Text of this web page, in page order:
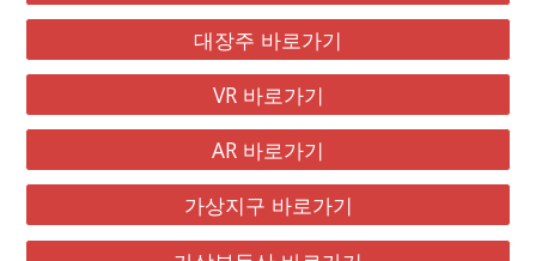
대장주 바로가기
VR 바로가기
AR 바로가기
가상지구 바로가기